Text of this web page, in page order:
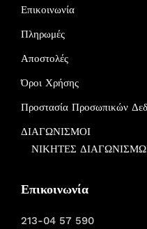
Επικοινωνία
Πληρωμές
Αποστολές
Όροι Χρήσης
Προστασία Προσωπικών
ΔΙΑΓΩΝΙΣΜΟΙ
ΝΙΚΗΤΕΣ
Επικοινωνία
213-04 57 590